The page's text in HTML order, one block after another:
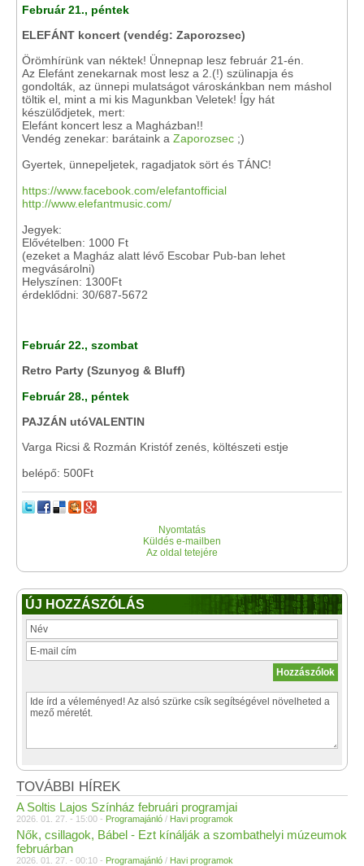
Február 21., péntek
ELEFÁNT koncert (vendég: Zaporozsec)
Örömhírünk van néktek! Ünnepnap lesz február 21-én.
Az Elefánt zenekarnak most lesz a 2.(!) szülinapja és
gondolták, az ünnepi mulatságot városkánkban nem máshol
töltik el, mint a mi kis Magunkban Veletek! Így hát
készülődjetek, mert:
Elefánt koncert lesz a Magházban!!
Vendég zenekar: barátaink a Zaporozsec ;)
Gyertek, ünnepeljetek, ragadjatok sört és TÁNC!
https://www.facebook.com/elefantofficial
http://www.elefantmusic.com/
Jegyek:
Elővételben: 1000 Ft
(ezeket a Magház alatt lévő Escobar Pub-ban lehet
megvásárolni)
Helyszínen: 1300Ft
érdeklődni: 30/687-5672
Február 22., szombat
Retro Party (Szunyog & Bluff)
Február 28., péntek
PAJZÁN utóVALENTIN
Varga Ricsi & Rozmán Kristóf zenés, költészeti estje
belépő: 500Ft
Nyomtatás
Küldés e-mailben
Az oldal tetejére
ÚJ HOZZÁSZÓLÁS
TOVÁBBI HÍREK
A Soltis Lajos Színház februári programjai
2026. 01. 27. - 15:00 - Programajánló / Havi programok
Nők, csillagok, Bábel - Ezt kínálják a szombathelyi múzeumok
februárban
2026. 01. 27. - 00:10 - Programajánló / Havi programok